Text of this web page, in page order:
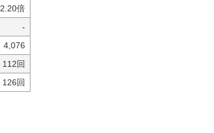
2.20倍
-
4,076
112回
126回